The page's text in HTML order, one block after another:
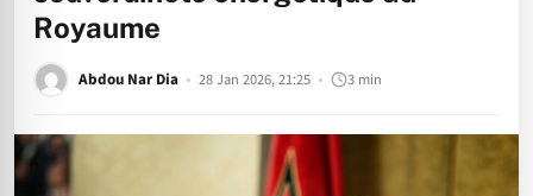
Royaume
Abdou Nar Dia 28 Jan 2026, 21:25 3 min